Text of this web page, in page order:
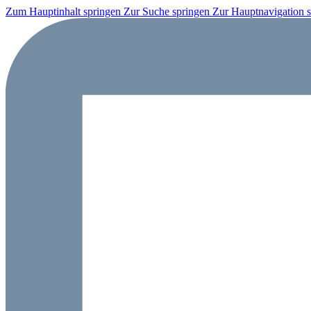
Zum Hauptinhalt springen Zur Suche springen Zur Hauptnavigation